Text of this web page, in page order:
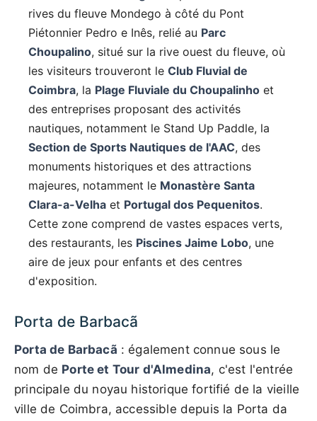
rives du fleuve Mondego à côté du Pont
Piétonnier Pedro e Inês, relié au Parc
Choupalino, situé sur la rive ouest du fleuve, où
les visiteurs trouveront le Club Fluvial de
Coimbra, la Plage Fluviale du Choupalinho et
des entreprises proposant des activités
nautiques, notamment le Stand Up Paddle, la
Section de Sports Nautiques de l'AAC, des
monuments historiques et des attractions
majeures, notamment le Monastère Santa
Clara-a-Velha et Portugal dos Pequenitos.
Cette zone comprend de vastes espaces verts,
des restaurants, les Piscines Jaime Lobo, une
aire de jeux pour enfants et des centres
d'exposition.
Porta de Barbacã
Porta de Barbacã : également connue sous le
nom de Porte et Tour d'Almedina, c'est l'entrée
principale du noyau historique fortifié de la vieille
ville de Coimbra, accessible depuis la Porta da